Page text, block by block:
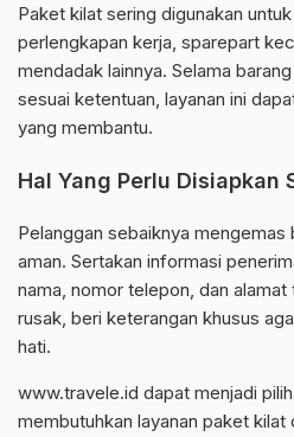
Paket kilat sering digunakan
perlengkapan kerja, sparepart
mendadak lainnya. Selama
sesuai ketentuan, layanan ini
yang membantu.
Hal Yang Perlu Disiapkan
Pelanggan sebaiknya mengemas
aman. Sertakan informasi
nama, nomor telepon, dan alamat
rusak, beri keterangan khusus
hati.
www.travele.id dapat menjadi
membutuhkan layanan paket kilat